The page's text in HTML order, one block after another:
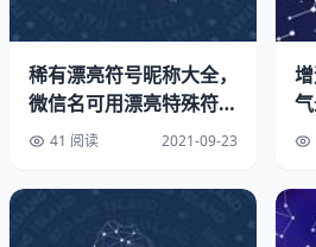
稀有漂亮符号昵称大全，
微信名可用漂亮特殊符号
有哪些？
41 阅读 2021-09-23